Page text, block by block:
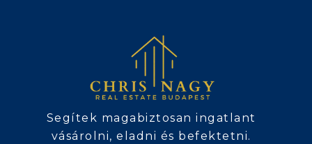
Segítek magabiztosan ingatlant
vásárolni, eladni és befektetni.